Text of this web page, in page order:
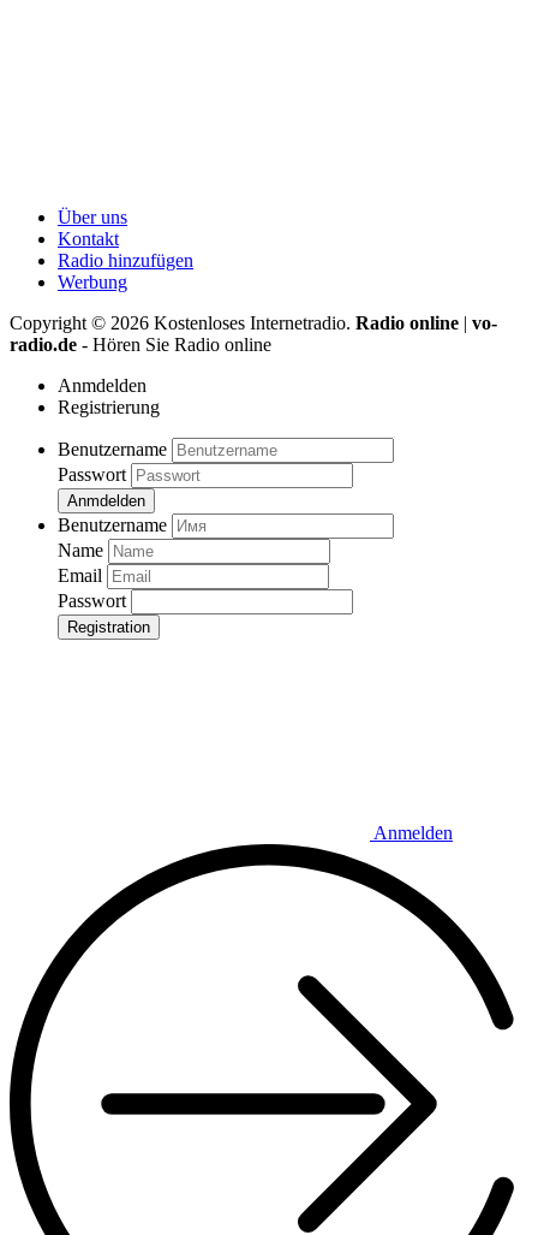
Über uns
Kontakt
Radio hinzufügen
Werbung
Copyright © 2026 Kostenloses Internetradio. Radio online | vo-
radio.de - Hören Sie Radio online
Anmdelden
Registrierung
Benutzername
Passwort
Anmdelden
Benutzername
Name
Email
Passwort
Registration
Anmelden